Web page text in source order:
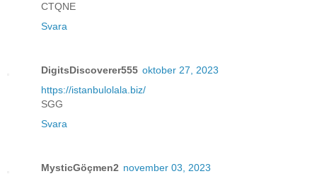
CTQNE
Svara
DigitsDiscoverer555 oktober 27, 2023
https://istanbulolala.biz/
SGG
Svara
MysticGöçmen2 november 03, 2023